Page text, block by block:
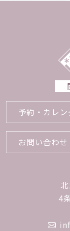
予約・カレン
お問い合わせ
4